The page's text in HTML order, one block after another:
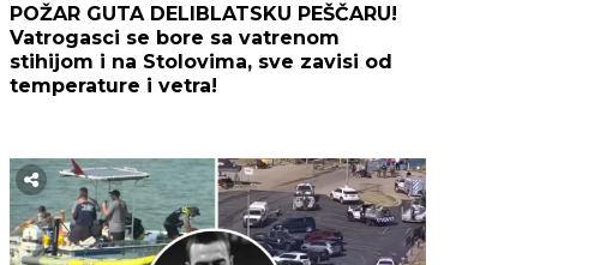
POŽAR GUTA DELIBLATSKU PEŠČARU!
Vatrogasci se bore sa vatrenom
stihijom i na Stolovima, sve zavisi od
temperature i vetra!